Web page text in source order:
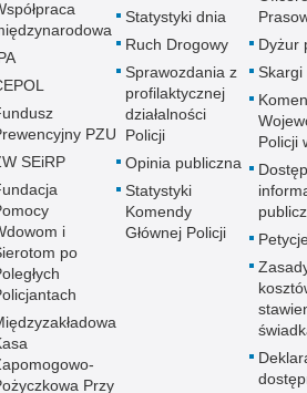
PZU
SEiRP
i
po
Przy
Statystyki dnia
Ruch Drogowy
Sprawozdania z
profilaktycznej
działalności
Policji
Opinia publiczna
Statystyki
Komendy
Głównej Policji
Dyżur
Skargi
Policji